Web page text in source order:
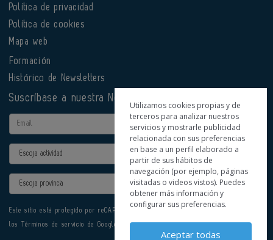
Política de privacidad
Política de cookies
Mapa web
Formación
Histórico de Newsletters
Suscríbase a nuestra Newsletter
Email
Actividad
Provincia
Este sitio está protegido por reCAPTCHA y se aplican la
los Términos de servicio de Google.
Utilizamos cookies propias y de
terceros para analizar nuestros
servicios y mostrarle publicidad
relacionada con sus preferencias
en base a un perfil elaborado a
partir de sus hábitos de
navegación (por ejemplo, páginas
visitadas o videos vistos). Puedes
obtener más información y
configurar sus preferencias.
Aceptar todas